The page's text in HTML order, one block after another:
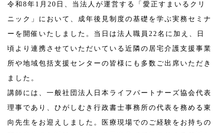
令和8年1月20日、当法人が運営する「愛正すまいるクリ
ニック」において、成年後見制度の基礎を学ぶ実務セミナ
ーを開催いたしました。当日は法人職員22名に加え、日
頃より連携させていただいている近隣の居宅介護支援事業
所や地域包括支援センターの皆様にも多数ご出席いただき
ました。
講師には、一般社団法人日本ライフパートナーズ協会代表
理事であり、ひがしむき行政書士事務所の代表を務める東
向先生をお迎えしました。医療現場でのご経験をお持ちの